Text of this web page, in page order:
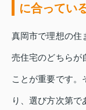
に合ってい
真岡市で理想の住
売住宅のどちらが
ことが重要です。
り、選び方次第で